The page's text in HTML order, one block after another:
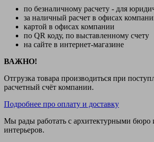
по безналичному расчету - для
за наличный расчет в офисах
картой в офисах компании
по QR коду, по выставленному счету
на сайте в интернет-магазине
ВАЖНО!
Отгрузка товара производиться при
расчетный счёт компании.
Подробнее про оплату и доставку
Мы рады работать с архитектурными бюро
интерьеров.